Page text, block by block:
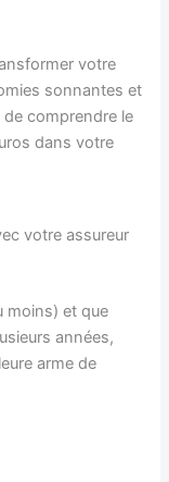
votre
sonnantes et
de comprendre le
dans votre
votre assureur
moins) et que
années,
arme de